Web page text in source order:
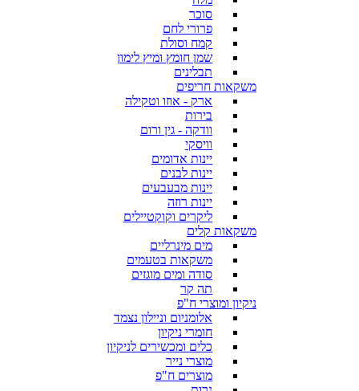
סוכר
פרורי לחם
קמח וסולת
שמן חומץ ומיץ לימון
תבלינים
משקאות חריפים
ארק - אוזו וטקילה
בירות
וודקה - גין ורום
וויסקי
יינות אדומים
יינות לבנים
יינות מבעבעים
יינות רוזה
ליקרים וקוקטיילים
משקאות קלים
מים מינרליים
משקאות בטעמים
סודה ומים מוגזים
תה קר
ניקיון ומוצרי ח"פ
אלומניום וניילון נצמד
חומרי ניקיון
כלים ומכשירים לניקיון
מוצרי נייר
מוצרים ח"פ